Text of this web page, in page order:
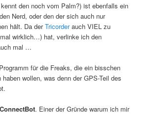
kennt den noch vom Palm?) ist ebenfalls ein
Nerd, oder den der sich auch nur
hält. Da derTricorderauch VIEL zu
wirklich…) hat, verlinke ich den
mal …
für die Freaks, die ein bisschen
haben wollen, was denn der GPS-Teil des
ConnectBot. Einer der Gründe warum ich mir